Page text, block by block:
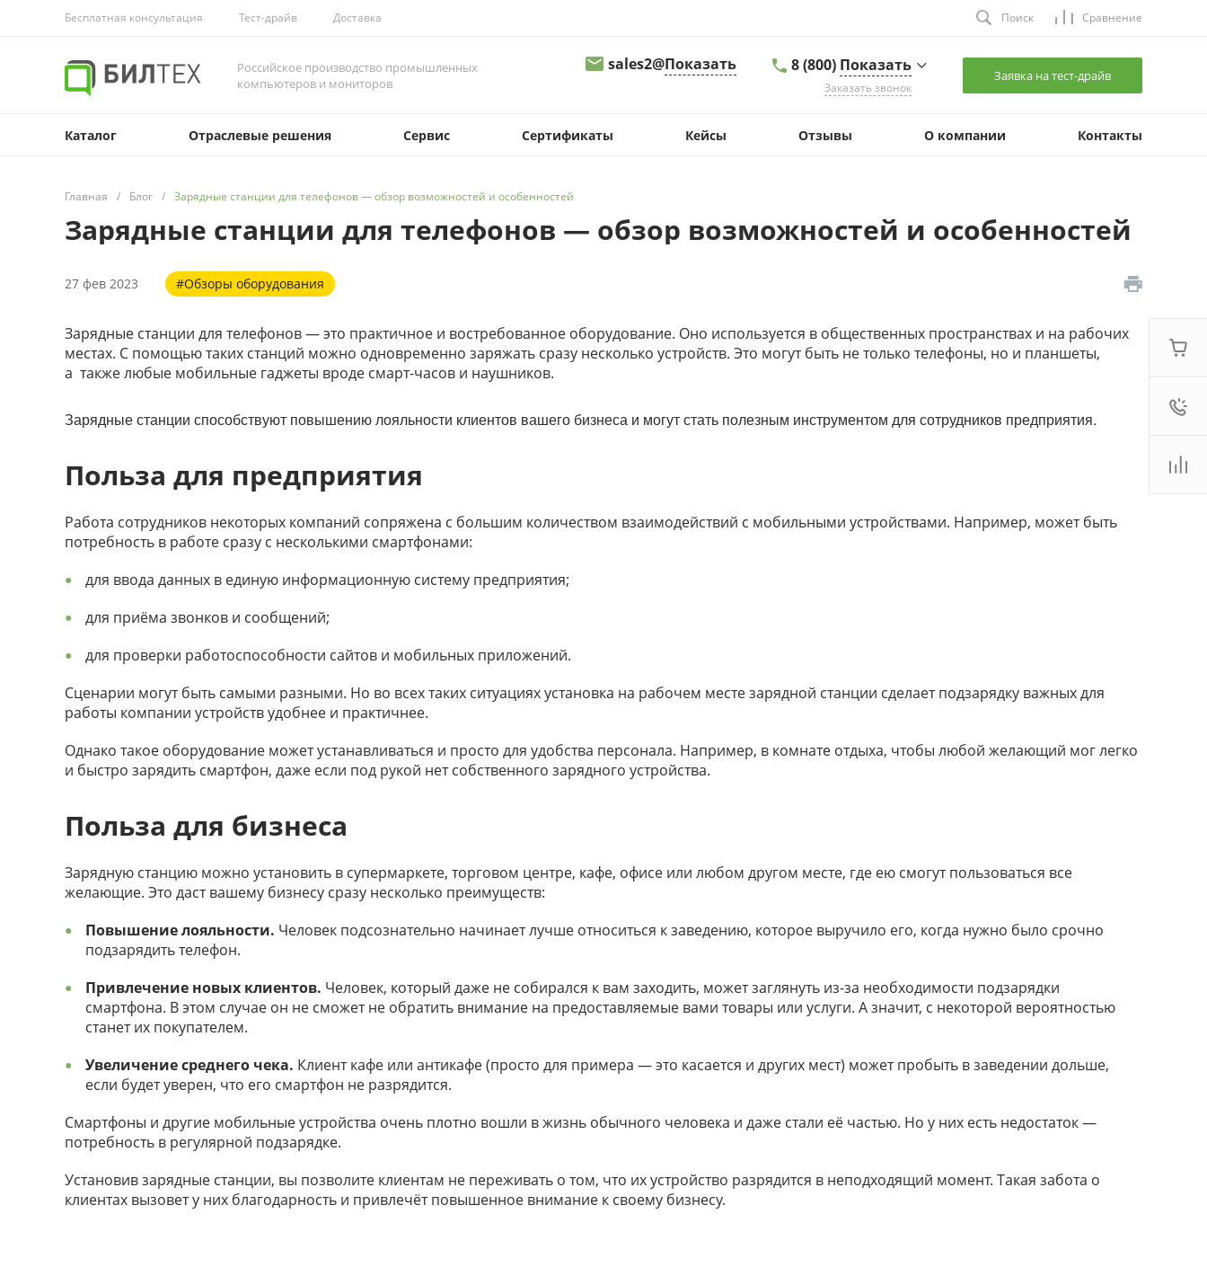
Бесплатная консультация Тест-драйв Доставка Поиск Сравнение
Российское производство промышленных
компьютеров и мониторов
sales2@Показать 8 (800) Показать
г. Челябинск,
8 (800) Показать
sales2@Показать
09:00 - 18:00
оф. 22
Заказать звонок
Заявка на тест-драйв
Каталог Отраслевые решения Сервис Сертификаты Кейсы Отзывы О компании Контакты
Главная / Блог / Зарядные станции для телефонов — обзор возможностей и особенностей
Зарядные станции для телефонов — обзор возможностей и особенностей
27 фев 2023 #Обзоры оборудования
Зарядные станции для телефонов — это практичное и востребованное оборудование. Оно используется в общественных пространствах и на рабочих
местах. С помощью таких станций можно одновременно заряжать сразу несколько устройств. Это могут быть не только телефоны, но и планшеты,
а также любые мобильные гаджеты вроде смарт-часов и наушников.
Зарядные станции способствуют повышению лояльности клиентов вашего бизнеса и могут стать полезным инструментом для сотрудников предприятия.
Польза для предприятия
Работа сотрудников некоторых компаний сопряжена с большим количеством взаимодействий с мобильными устройствами. Например, может быть
потребность в работе сразу с несколькими смартфонами:
для ввода данных в единую информационную систему предприятия;
для приёма звонков и сообщений;
для проверки работоспособности сайтов и мобильных приложений.
Сценарии могут быть самыми разными. Но во всех таких ситуациях установка на рабочем месте зарядной станции сделает подзарядку важных для
работы компании устройств удобнее и практичнее.
Однако такое оборудование может устанавливаться и просто для удобства персонала. Например, в комнате отдыха, чтобы любой желающий мог легко
и быстро зарядить смартфон, даже если под рукой нет собственного зарядного устройства.
Польза для бизнеса
Зарядную станцию можно установить в супермаркете, торговом центре, кафе, офисе или любом другом месте, где ею смогут пользоваться все
желающие. Это даст вашему бизнесу сразу несколько преимуществ:
Повышение лояльности. Человек подсознательно начинает лучше относиться к заведению, которое выручило его, когда нужно было срочно
подзарядить телефон.
Привлечение новых клиентов. Человек, который даже не собирался к вам заходить, может заглянуть из-за необходимости подзарядки
смартфона. В этом случае он не сможет не обратить внимание на предоставляемые вами товары или услуги. А значит, с некоторой вероятностью
станет их покупателем.
Увеличение среднего чека. Клиент кафе или антикафе (просто для примера — это касается и других мест) может пробыть в заведении дольше,
если будет уверен, что его смартфон не разрядится.
Смартфоны и другие мобильные устройства очень плотно вошли в жизнь обычного человека и даже стали её частью. Но у них есть недостаток —
потребность в регулярной подзарядке.
Установив зарядные станции, вы позволите клиентам не переживать о том, что их устройство разрядится в неподходящий момент. Такая забота о
клиентах вызовет у них благодарность и привлечёт повышенное внимание к своему бизнесу.